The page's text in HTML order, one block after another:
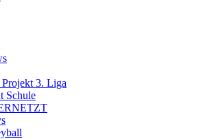
3. Liga
Schule